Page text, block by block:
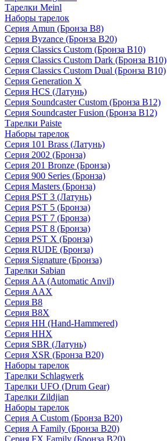
Тарелки Meinl
Наборы тарелок
Серия Amun (Бронза B8)
Серия Byzance (Бронза B20)
Серия Classics Custom (Бронза B10)
Серия Classics Custom Dark (Бронза B10)
Серия Classics Custom Dual (Бронза B10)
Серия Generation X
Серия HCS (Латунь)
Серия Soundcaster Custom (Бронза B12)
Серия Soundcaster Fusion (Бронза B12)
Тарелки Paiste
Наборы тарелок
Серия 101 Brass (Латунь)
Серия 2002 (Бронза)
Серия 201 Bronze (Бронза)
Серия 900 Series (Бронза)
Серия Masters (Бронза)
Серия PST 3 (Латунь)
Серия PST 5 (Бронза)
Серия PST 7 (Бронза)
Серия PST 8 (Бронза)
Серия PST X (Бронза)
Серия RUDE (Бронза)
Серия Signature (Бронза)
Тарелки Sabian
Серия AA (Automatic Anvil)
Серия AAX
Серия B8
Серия B8X
Серия HH (Hand-Hammered)
Серия HHX
Серия SBR (Латунь)
Серия XSR (Бронза B20)
Наборы тарелок
Тарелки Schlagwerk
Тарелки UFO (Drum Gear)
Тарелки Zildjian
Наборы тарелок
Серия A Custom (Бронза B20)
Серия A Family (Бронза B20)
Серия FX Family (Бронза B20)